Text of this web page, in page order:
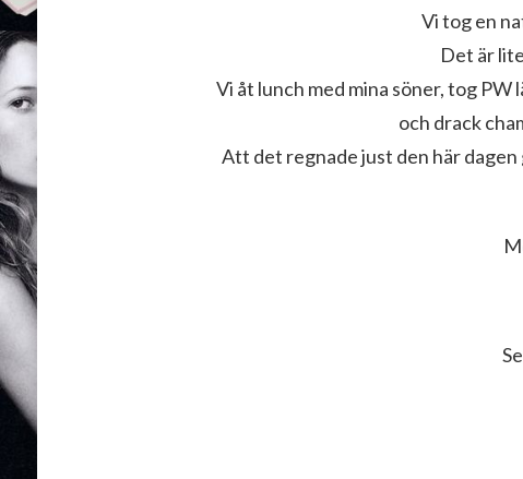
Vi tog en
Det är
Vi åt lunch med mina söner, tog
och drack
Att det regnade just den här